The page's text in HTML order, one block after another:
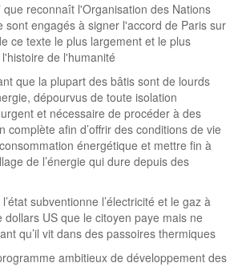
reconnaît l'Organisation des Nations
sont engagés à signer l'accord de Paris sur
ce texte le plus largement et le plus
de l'humanité
que la plupart des bâtis sont de lourds
dépourvus de toute isolation
et nécessaire de procéder à des
complète afin d’offrir des conditions de vie
énergétique et mettre fin à
de l’énergie qui dure depuis des
subventionne l’électricité et le gaz à
US que le citoyen paye mais ne
qu’il vit dans des passoires thermiques
ambitieux de développement des